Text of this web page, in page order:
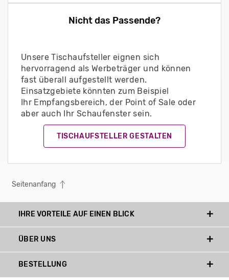
Nicht das Passende?
Unsere Tischaufsteller eignen sich
hervorragend als Werbeträger und können
fast überall aufgestellt werden.
Einsatzgebiete könnten zum Beispiel
Ihr Empfangsbereich, der Point of Sale oder
aber auch Ihr Schaufenster sein.
TISCHAUFSTELLER GESTALTEN
Seitenanfang
IHRE VORTEILE AUF EINEN BLICK
ÜBER UNS
BESTELLUNG